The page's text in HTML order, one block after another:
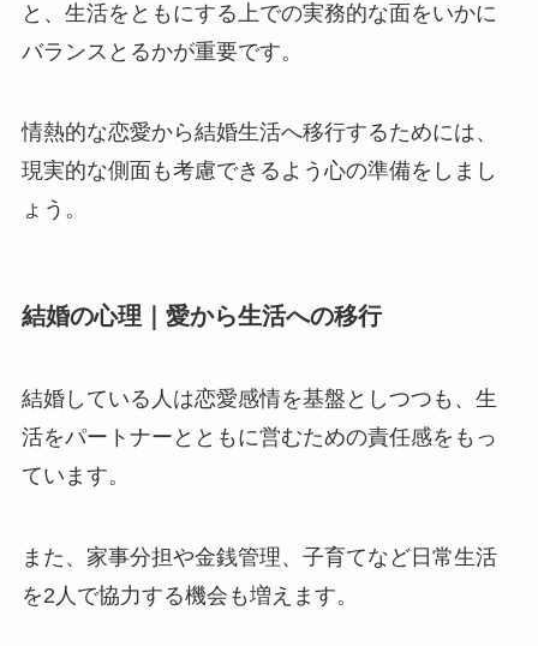
と、生活をともにする上での実務的な面をいかに
バランスとるかが重要です。
情熱的な恋愛から結婚生活へ移行するためには、
現実的な側面も考慮できるよう心の準備をしまし
ょう。
結婚の心理｜愛から生活への移行
結婚している人は恋愛感情を基盤としつつも、生
活をパートナーとともに営むための責任感をもっ
ています。
また、家事分担や金銭管理、子育てなど日常生活
を2人で協力する機会も増えます。